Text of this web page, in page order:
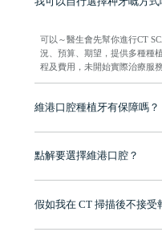
可以～醫生會先幫你進行CT
況、預算、期望，提供多種種
程及費用，未開始實際治療服
維港口腔種植牙有保障嗎？
保養指導同維護服務，確保種
點解要選擇維港口腔？
維港口腔踐行「醫道濟世」的
牌」、「2025香港企業領袖品
至今已服務超過三十個國家和
假如我在 CT 掃描後不接受